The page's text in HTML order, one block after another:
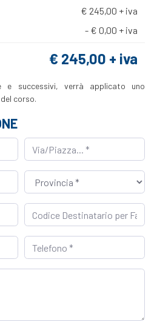
€ 245,00 + iva
- € 0,00 + iva
€ 245,00 + iva
e successivi, verrà applicato uno
corso.